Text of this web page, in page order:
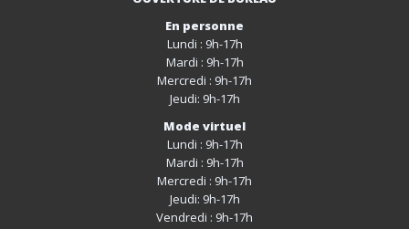
En personne
Lundi : 9h-17h
Mardi : 9h-17h
Mercredi : 9h-17h
Jeudi: 9h-17h
Mode virtuel
Lundi : 9h-17h
Mardi : 9h-17h
Mercredi : 9h-17h
Jeudi: 9h-17h
Vendredi : 9h-17h